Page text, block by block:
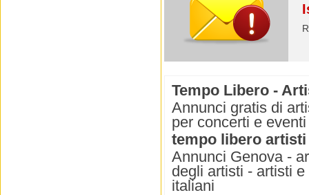
Tempo Libero -
Annunci gratis di
per concerti e
tempo libero
Annunci Genova -
degli artisti - artisti
italiani